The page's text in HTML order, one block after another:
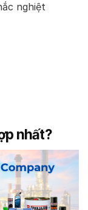
nghiệt
nhất?